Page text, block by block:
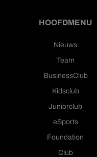
HOOFDMENU
Nieuws
Team
BusinessClub
Kidsclub
Juniorclub
eSports
Foundation
Club